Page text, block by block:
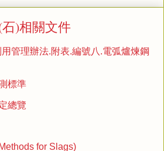
)相關文件
管理辦法.附表.編號八.電弧爐煉鋼
標準
總覽
for Slags)